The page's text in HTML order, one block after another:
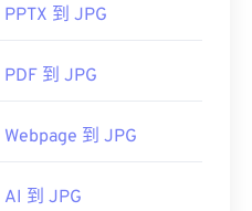
檔案？
需雙擊 JPG 文件，即可
開啟文件，請右鍵單擊並
PPTX 到 JPG
PDF 到 JPG
Webpage 到 JPG
AI 到 JPG